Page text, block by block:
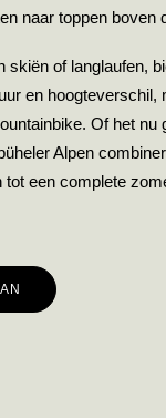
naar toppen boven
skiën of langlaufen,
en hoogteverschil,
Of het nu
Alpen
een complete